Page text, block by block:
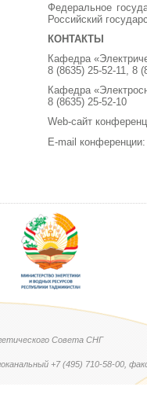
Федеральное
Российский
КОНТАКТЫ
Кафедра
8 (8635) 25-52-11, 8
Кафедра
8 (8635) 25-52-10
Web-сайт
E-mail
Совета СНГ
+7 (495) 710-58-00,